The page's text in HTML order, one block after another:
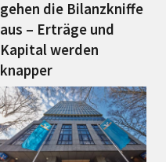
gehen die Bilanzkniffe
aus – Erträge und
Kapital werden
knapper